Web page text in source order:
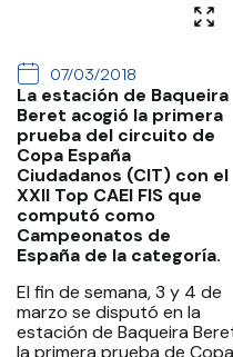
07/03/2018
La estación de Baqueira
Beret acogió la primera
prueba del circuito de
Copa España
Ciudadanos (CIT) con el
XXII Top CAEI FIS que
computó como
Campeonatos de
España de la categoría.
El fin de semana, 3 y 4 de
marzo se disputó en la
estación de Baqueira
la primera prueba de Copa